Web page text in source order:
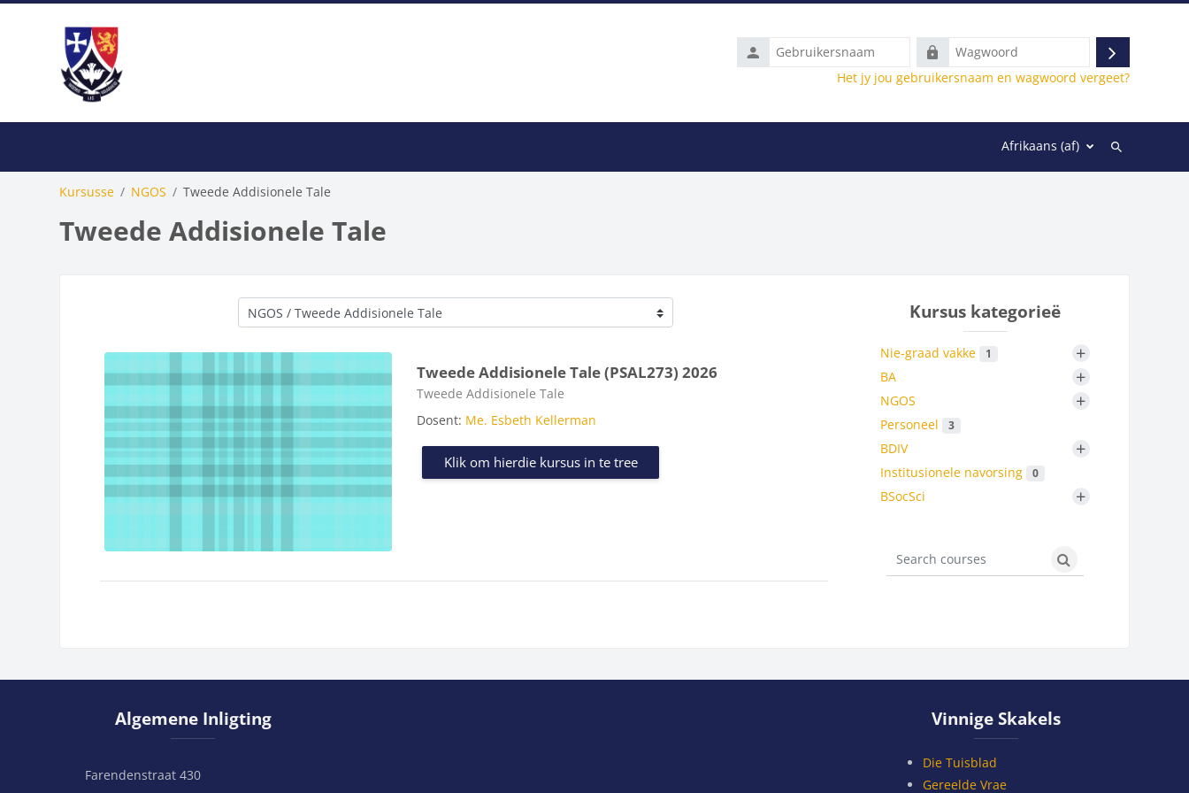
Gebruikersnaam
Wagwoord
Teken
in
Het jy jou gebruikersnaam en wagwoord vergeet?
Studente terugvoer Semester 2
Afrikaans ‎(af)‎
Soek
Kursusse NGOS Tweede Addisionele Tale
Tweede Addisionele Tale
Kursus kategorieë
Tweede Addisionele Tale (PSAL273) 2026
Kursus kategorie
Tweede Addisionele Tale
Dosent: Me. Esbeth Kellerman
Klik om hierdie kursus in te tree
Kursus kategorieë
Nie-graad vakke 1 +
BA +
NGOS +
Personeel 3
BDIV +
Institusionele navorsing 0
BSocSci +
Search courses
Search courses
Algemene Inligting
Farendenstraat 430
Vinnige Skakels
Die Tuisblad
Gereelde Vrae